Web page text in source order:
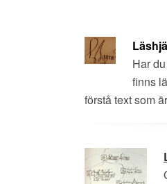
Har
finns
förstå text som